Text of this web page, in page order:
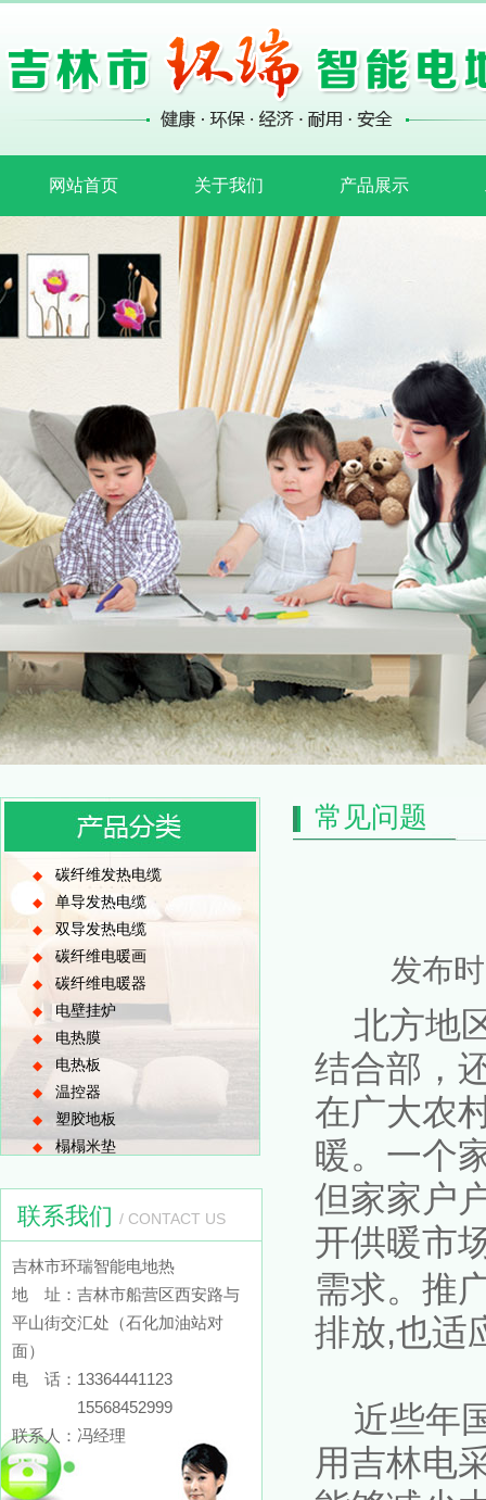
网站首页 关于我们 产品展示
◆ 碳纤维发热电缆
◆ 单导发热电缆
◆ 双导发热电缆
◆ 碳纤维电暖画
◆ 碳纤维电暖器
◆ 电壁挂炉
◆ 电热膜
◆电热板
◆ 温控器
◆ 塑胶地板
◆ 榻榻米垫
联系我们 / CONTACT US
吉林市环瑞智能电地热
地 址：吉林市船营区西安路与
平山街交汇处（石化加油站对
面）
电 话：13364441123
15568452999
联系人：冯经理
常见问题
发布
北方地
结合部，
在广大农
暖。一个
但家家户
开供暖市
需求。推
排放,也适
近些年
用吉林电